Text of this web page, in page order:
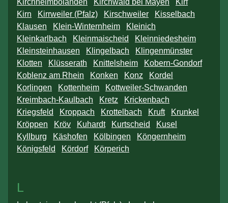
Kirchheimbolanden
Kirchwald bei Mayen
Kirf
Kirn
Kirrweiler (Pfalz) Kirschweiler
Kisselbach
Klausen
Klein-Winternheim
Kleinich
Kleinkarlbach
Kleinmaischeid
Kleinniedesheim
Kleinsteinhausen
Klingelbach
Klingenmünster
Klotten
Klüsserath Knittelsheim
Kobern-Gondorf
Koblenz am Rhein
Konken Konz
Kordel
Korlingen
Kottenheim
Kottweiler-Schwanden
Kreimbach-Kaulbach
Kretz
Krickenbach
Kriegsfeld
Kroppach Krottelbach Kruft
Krunkel
Kröppen
Kröv Kuhardt Kurtscheid
Kusel
Kyllburg
Käshofen Kölbingen
Köngernheim
Königsfeld
Kördorf Körperich
L